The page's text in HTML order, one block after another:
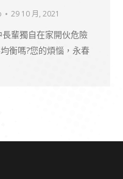
29 10 月, 2021
長輩獨自在家開伙危險
衡嗎?您的煩惱，永春